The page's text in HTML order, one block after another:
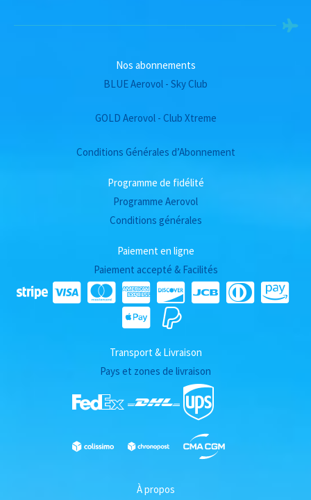
Nos abonnements
BLUE Aerovol - Sky Club
GOLD Aerovol - Club Xtreme
Conditions Générales d’Abonnement
Programme de fidélité
Programme Aerovol
Conditions générales
Paiement en ligne
Paiement accepté & Facilités
Transport & Livraison
Pays et zones de livraison
À propos